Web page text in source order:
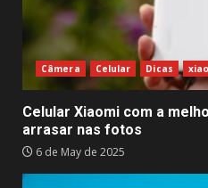
Câmera Celular Dicas
Celular Xiaomi com a
arrasar nas fotos
6 de May de 2025